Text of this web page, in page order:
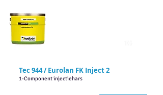
Tec 944 / Eurolan FK Inject 2
1-Component injectiehars